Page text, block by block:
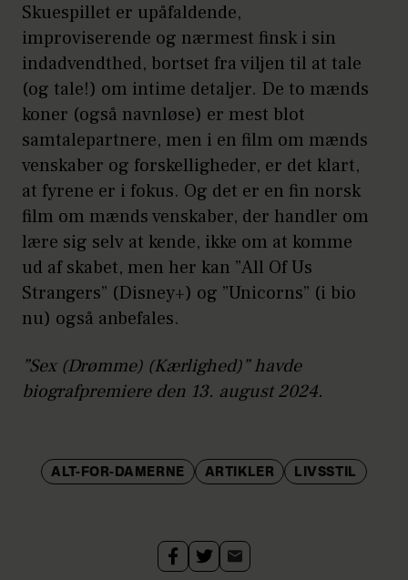
Skuespillet er upåfaldende,
improviserende og nærmest finsk i sin
indadvendthed, bortset fra viljen til at tale
(og tale!) om intime detaljer. De to mænds
koner (også navnløse) er mest blot
samtalepartnere, men i en film om mænds
venskaber og forskelligheder, er det klart,
at fyrene er i fokus. Og det er en fin norsk
film om mænds venskaber, der handler om
lære sig selv at kende, ikke om at komme
ud af skabet, men her kan ”All Of Us
Strangers” (Disney+) og ”Unicorns” (i bio
nu) også anbefales.
”Sex (Drømme) (Kærlighed)” havde
biografpremiere den 13. august 2024.
ALT-FOR-DAMERNE ARTIKLER LIVSSTIL